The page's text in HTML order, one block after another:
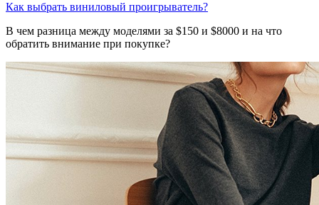
Как выбрать виниловый проигрыватель?
В чем разница между моделями за $150 и $8000 и на что
обратить внимание при покупке?